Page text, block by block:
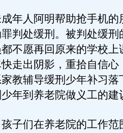
人阿明帮助抢手机的
判处缓刑。被判处缓刑
不愿再回原来的学校上
走出阴影，重拾自信心
教辅导缓刑少年补习落
年到养老院做义工的建
们在养老院的工作范